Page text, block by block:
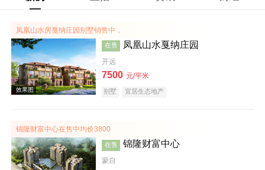
凤凰山水房戛纳庄园别墅销售中，
在售 凤凰山水戛纳庄园
开远
7500 元/平米
别墅 宜居生态地产
锦隆财富中心在售中均价3800
在售 锦隆财富中心
蒙自